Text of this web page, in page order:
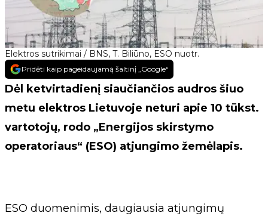
Elektros sutrikimai / BNS, T. Biliūno, ESO nuotr.
Pridėti kaip pageidaujamą šaltinį „Google“
Dėl ketvirtadienį siaučiančios audros šiuo
metu elektros Lietuvoje neturi apie 10 tūkst.
vartotojų, rodo „Energijos skirstymo
operatoriaus“ (ESO) atjungimo žemėlapis.
ESO duomenimis, daugiausia atjungimų